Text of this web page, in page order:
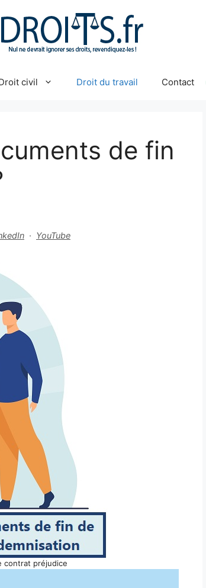
civil Droit du travail Contact
de fin
· YouTube
contrat préjudice